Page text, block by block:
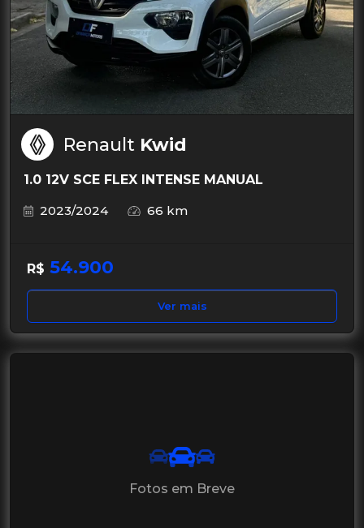
Renault Kwid
1.0 12V SCE FLEX INTENSE MANUAL
2023/2024
66 km
R$ 54.900
Ver mais
Fotos em Breve